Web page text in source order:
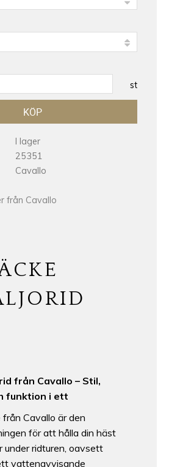
st
KÖP
I lager
25351
Cavallo
från Cavallo
från Cavallo – Stil,
funktion i ett
från Cavallo är den
för att hålla din häst
under ridturen, oavsett
vattenavvisande